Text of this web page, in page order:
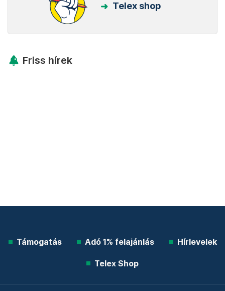
Telex shop
Friss hírek
Támogatás Adó 1% felajánlás Hírlevelek
Telex Shop